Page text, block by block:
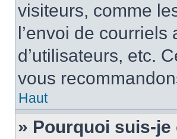
visiteurs, comme
l’envoi de
d’utilisateurs, etc.
vous
Haut
» Pourquoi suis-